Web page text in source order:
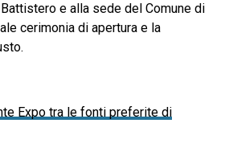
e alla sede del Comune di
cerimonia di apertura e la
Expo tra le fonti preferite di